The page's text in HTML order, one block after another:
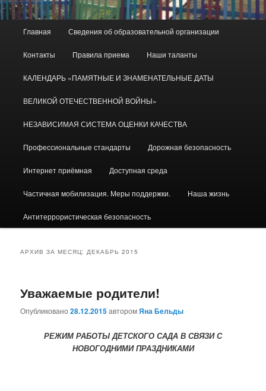
Главная Сведения об образовательной организации
Контакты Правила приема Наши таланты
КАЛЕНДАРЬ «ПАМЯТНЫЕ И ЗНАМЕНАТЕЛЬНЫЕ ДАТЫ
ВЕЛИКОЙ ОТЕЧЕСТВЕННОЙ ВОЙНЫ»
НЕЗАВИСИМАЯ СИСТЕМА ОЦЕНКИ КАЧЕСТВА
Профессиональные стандарты Дорожная безопасность
Интернет приёмная Доступная среда
Частичная мобилизация. Меры поддержки. Наша жизнь
Антитеррористическая безопасность
АРХИВ ЗА МЕСЯЦ:ДЕКАБРЬ 2015
Уважаемые родители!
Опубликовано28.12.2015авторомЯна Бельды
РЕЖИМ РАБОТЫ ДЕТСКОГО САДА В СВЯЗИ С
НОВОГОДНИМИ ПРАЗДНИКАМИ